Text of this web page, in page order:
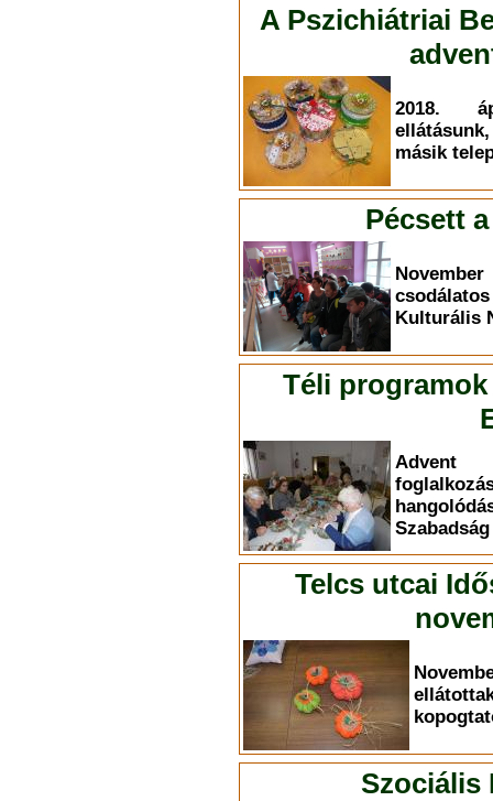
A Pszichiátriai
2018.
másik
Pécsett
Kulturális
Téli
Advent
Telcs utcai
Szociális